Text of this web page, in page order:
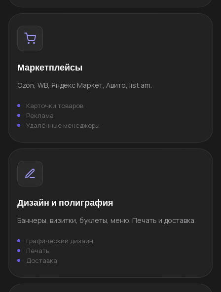
Маркетплейсы
Ozon, WB, Яндекс Маркет, Авито, list.am.
Карточки товаров
Реклама
Удалённые менеджеры
Дизайн и полиграфия
Баннеры, визитки, буклеты, меню. Печать и доставка.
Графический дизайн
Печать
Доставка